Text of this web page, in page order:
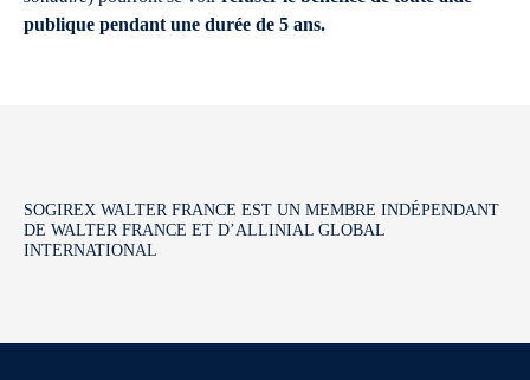
publique pendant une durée de 5 ans.
SOGIREX WALTER FRANCE EST UN MEMBRE INDÉPENDANT
DE WALTER FRANCE ET D’ALLINIAL GLOBAL
INTERNATIONAL